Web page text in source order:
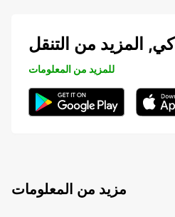
المزيد من التنقل
للمزيد من المعلومات
مزيد من المعلومات